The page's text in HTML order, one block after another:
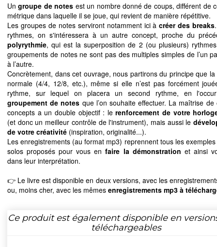
Ungroupe de notes est un nombre donné de coups, différent de
métrique dans laquelle il se joue, qui revient de manière répétitive.
Les groupes de notes serviront notamment ici àcréer des breaks
rythmes, on s'intéressera à un autre concept, proche du
polyrythmie, qui est la superposition de 2 (ou plusieurs)
groupements de notes ne sont pas des multiples simples de l’un
à l’autre.
Concrètement, dans cet ouvrage, nous partirons du principe que la
normale (4/4, 12/8, etc.), même si elle n’est pas forcément
rythme, sur lequel on placera un second rythme, en
groupement de notes que l’on souhaite effectuer. La maîtrise de
concepts a un double objectif : lerenforcement de votre
(et donc un meilleur contrôle de l'instrument), mais aussi le
de votre créativité (inspiration, originalité...).
Les enregistrements (au format mp3) reprennent tous les
solos proposés pour vous enfaire la démonstration et ainsi
dans leur interprétation.
👉 Le livre est disponible en deux versions, avec les
ou, moins cher, avec les mêmes enregistrements mp3 à
Ce produit est également disponible en
téléchargeables